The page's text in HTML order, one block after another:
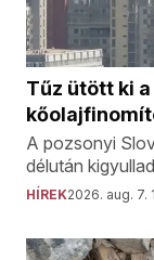
Tűz ütött ki
A pozsonyi
délután
HÍREK2026. aug. 7.